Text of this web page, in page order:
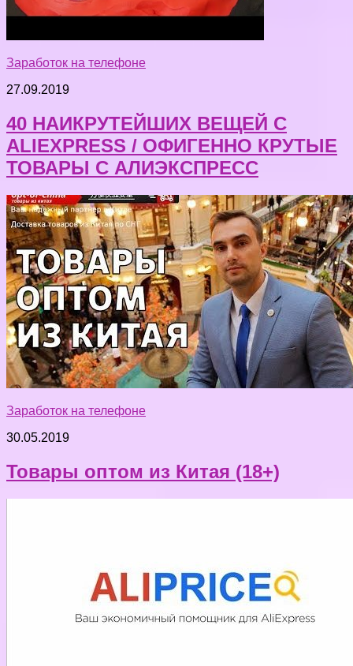
Заработок на телефоне
27.09.2019
40 НАИКРУТЕЙШИХ ВЕЩЕЙ С
ALIEXPRESS / ОФИГЕННО КРУТЫЕ
ТОВАРЫ С АЛИЭКСПРЕСС
Заработок на телефоне
30.05.2019
Товары оптом из Китая (18+)